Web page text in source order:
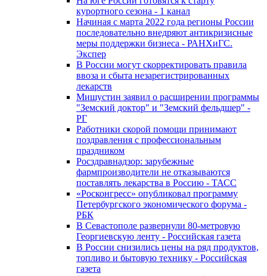
курортного сезона - 1 канал
Начиная с марта 2022 года регионы России
последовательно внедряют антикризисные
меры поддержки бизнеса - РАНХиГС.
Экспер
В России могут скорректировать правила
ввоза и сбыта незарегистрированных
лекарств
Мишустин заявил о расширении программы
"Земский доктор" и "Земский фельдшер" -
РГ
Работники скорой помощи принимают
поздравления с профессиональным
праздником
Росздравнадзор: зарубежные
фармпроизводители не отказываются
поставлять лекарства в Россию - ТАСС
«Росконгресс» опубликовал программу
Петербургского экономического форума -
РБК
В Севастополе развернули 80-метровую
Георгиевскую ленту - Российская газета
В России снизились цены на ряд продуктов,
топливо и бытовую технику - Российская
газета